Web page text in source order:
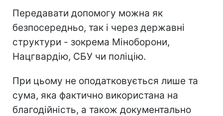
Передавати допомогу можна як
безпосередньо, так і через державні
структури - зокрема Міноборони,
Нацгвардію, СБУ чи поліцію.
При цьому не оподатковується лише та
сума, яка фактично використана на
благодійність, а також документально